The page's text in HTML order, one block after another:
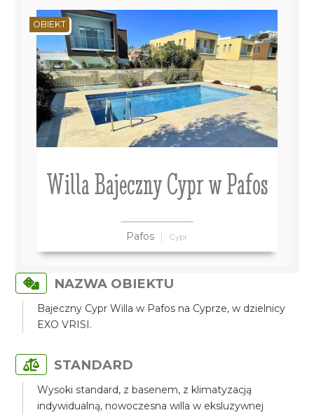
Willa Bajeczny Cypr w Pafos
Pafos Cypr
OBIEKT
NAZWA OBIEKTU
Bajeczny Cypr Willa w Pafos na Cyprze, w dzielnicy
EXO VRISI.
STANDARD
Wysoki standard, z basenem, z klimatyzacją
indywidualną, nowoczesna willa w eksluzywnej